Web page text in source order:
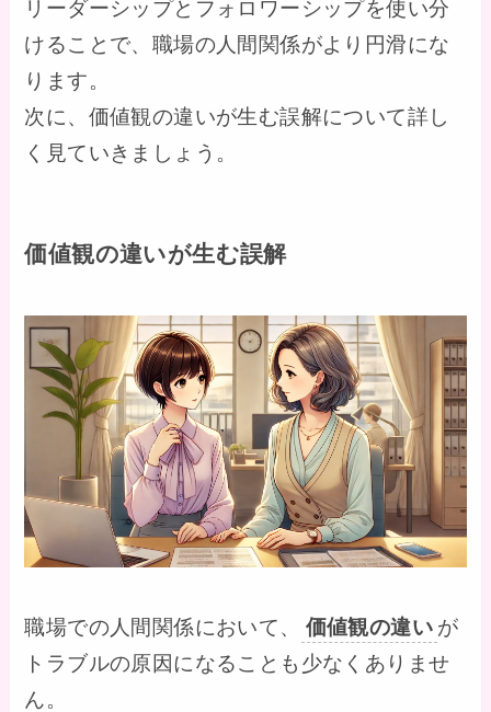
リーダーシップとフォロワーシップを使い分
けることで、職場の人間関係がより円滑にな
ります。
次に、価値観の違いが生む誤解について詳し
く見ていきましょう。
価値観の違いが生む誤解
職場での人間関係において、 価値観の違い が
トラブルの原因になることも少なくありませ
ん。